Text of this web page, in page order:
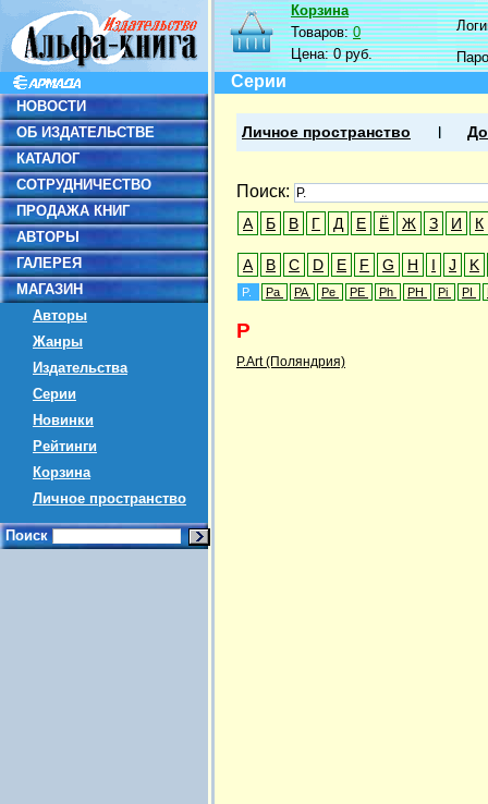
НОВОСТИ
ОБ ИЗДАТЕЛЬСТВЕ
КАТАЛОГ
СОТРУДНИЧЕСТВО
ПРОДАЖА КНИГ
АВТОРЫ
ГАЛЕРЕЯ
МАГАЗИН
Авторы
Жанры
Издательства
Серии
Новинки
Рейтинги
Корзина
Личное пространство
Поиск
Корзина
Товаров:0
Цена:0 руб.
Серии
Личное пространство
Поиск:
А Б В Г Д Е Ё Ж З И К
A B C D E F G H I J K
P. Pa PA Pe PE Ph PH Pi PI
P
P.Art (Поляндрия)